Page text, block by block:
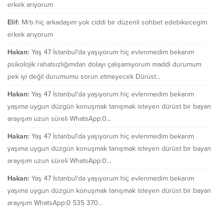
erkek arıyorum
Elif: Mrb hiç arkadaşım yok ciddi bir düzenli sohbet edebikecegim
erkek arıyorum
Hakan: Yaş 47 İstanbul'da yaşıyorum hiç evlenmedim bekarım
psikolojik rahatsızlığımdan dolayı çalışamıyorum maddi durumum
pek iyi değil durumumu sorun etmeyecek Dürüst...
Hakan: Yaş 47 İstanbul'da yaşıyorum hiç evlenmedim bekarım
yaşıma uygun düzgün konuşmak tanışmak isteyen dürüst bir bayan
arayışım uzun süreli WhatsApp:0...
Hakan: Yaş 47 İstanbul'da yaşıyorum hiç evlenmedim bekarım
yaşıma uygun düzgün konuşmak tanışmak isteyen dürüst bir bayan
arayışım uzun süreli WhatsApp:0...
Hakan: Yaş 47 İstanbul'da yaşıyorum hiç evlenmedim bekarım
yaşıma uygun düzgün konuşmak tanışmak isteyen dürüst bir bayan
arayışım WhatsApp:0 535 370...